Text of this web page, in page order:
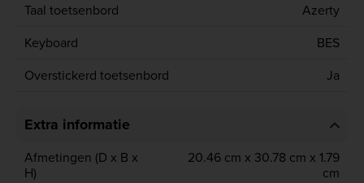
Taal toetsenbord
Azerty
Keyboard
BES
Overstickerd toetsenbord
Ja
Extra informatie
Afmetingen (D x B x
H)
20.46 cm x 30.78 cm x 1.79
cm